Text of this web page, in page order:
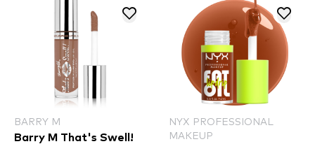
BARRY M
Barry M That's Swell!
NYX PROFESSIONAL
MAKEUP